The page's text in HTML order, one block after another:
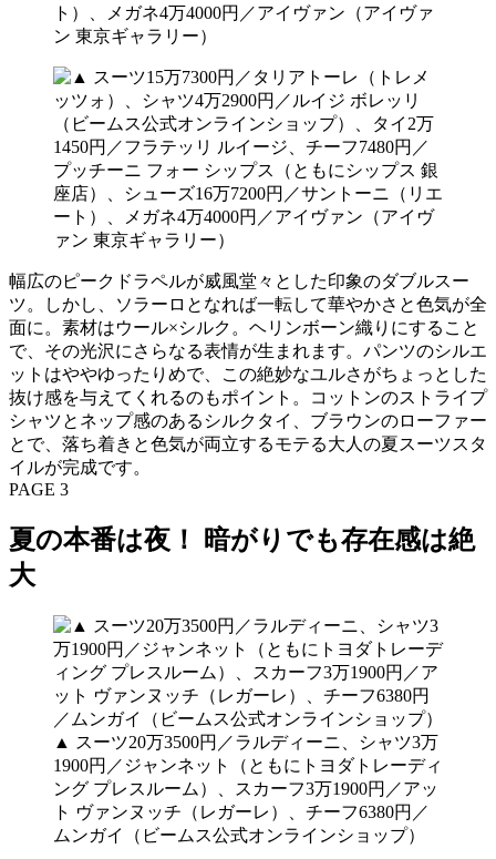
ト）、メガネ4万4000円／アイヴァン（アイヴァ
ン 東京ギャラリー）
幅広のピークドラペルが威風堂々とした印象のダブルスー
ツ。しかし、ソラーロとなれば一転して華やかさと色気が全
面に。素材はウール×シルク。ヘリンボーン織りにすること
で、その光沢にさらなる表情が生まれます。パンツのシルエ
ットはややゆったりめで、この絶妙なユルさがちょっとした
抜け感を与えてくれるのもポイント。コットンのストライプ
シャツとネップ感のあるシルクタイ、ブラウンのローファー
とで、落ち着きと色気が両立するモテる大人の夏スーツスタ
イルが完成です。
PAGE 3
夏の本番は夜！ 暗がりでも存在感は絶
大
▲ スーツ20万3500円／ラルディーニ、シャツ3万
1900円／ジャンネット（ともにトヨダトレーディ
ング プレスルーム）、スカーフ3万1900円／アッ
ト ヴァンヌッチ（レガーレ）、チーフ6380円／
ムンガイ（ビームス公式オンラインショップ）